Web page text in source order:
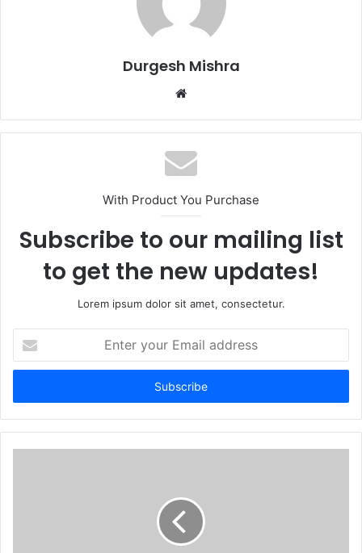
Durgesh Mishra
Website
With Product You Purchase
Subscribe to our mailing list
to get the new updates!
Lorem ipsum dolor sit amet, consectetur.
your
Email